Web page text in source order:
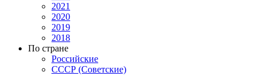
2021
2020
2019
2018
По стране
Российские
СССР (Советские)